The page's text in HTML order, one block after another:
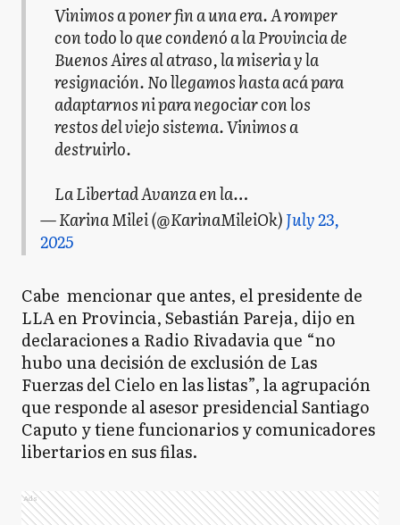
Vinimos a poner fin a una era. A romper
con todo lo que condenó a la Provincia de
Buenos Aires al atraso, la miseria y la
resignación. No llegamos hasta acá para
adaptarnos ni para negociar con los
restos del viejo sistema. Vinimos a
destruirlo.
La Libertad Avanza en la…
— Karina Milei (@KarinaMileiOk)July 23,
2025
Cabe mencionar que antes, el presidente de
LLA en Provincia, Sebastián Pareja, dijo en
declaraciones a Radio Rivadavia que “no
hubo una decisión de exclusión de Las
Fuerzas del Cielo en las listas”, la agrupación
que responde al asesor presidencial Santiago
Caputo y tiene funcionarios y comunicadores
libertarios en sus filas.
Ads